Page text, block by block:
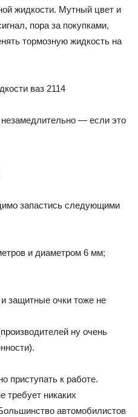
жидкости. Мутный цвет и
пора за покупками,
тормозную жидкость на
— если это
запастись следующими
и диаметром 6 мм;
защитные очки тоже не
ну очень
приступать к работе.
требует никаких
автомобилистов